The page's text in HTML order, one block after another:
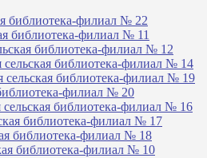
библиотека-филиал № 22
библиотека-филиал № 11
библиотека-филиал № 12
библиотека-филиал № 14
сельская библиотека-филиал № 19
филиал № 20
сельская библиотека-филиал № 16
библиотека-филиал № 17
библиотека-филиал № 18
библиотека-филиал № 10